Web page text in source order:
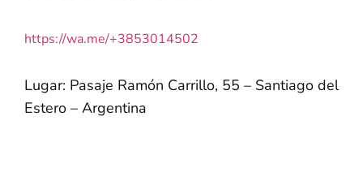
https://wa.me/+3853014502
Lugar: Pasaje Ramón Carrillo, 55 – Santiago del
Estero – Argentina